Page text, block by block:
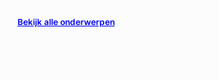
Bekijk alle onderwerpen